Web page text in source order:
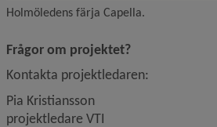
Holmöledens färja Capella.
Frågor om projektet?
Kontakta projektledaren:
Pia Kristiansson
projektledare VTI